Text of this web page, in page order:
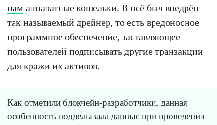
нам аппаратные кошельки. В неё был внедрён
так называемый дрейнер, то есть вредоносное
программное обеспечение, заставляющее
пользователей подписывать другие транзакции
для кражи их активов.
Как отметили блокчейн-разработчики, данная
особенность подделывала данные при проведении